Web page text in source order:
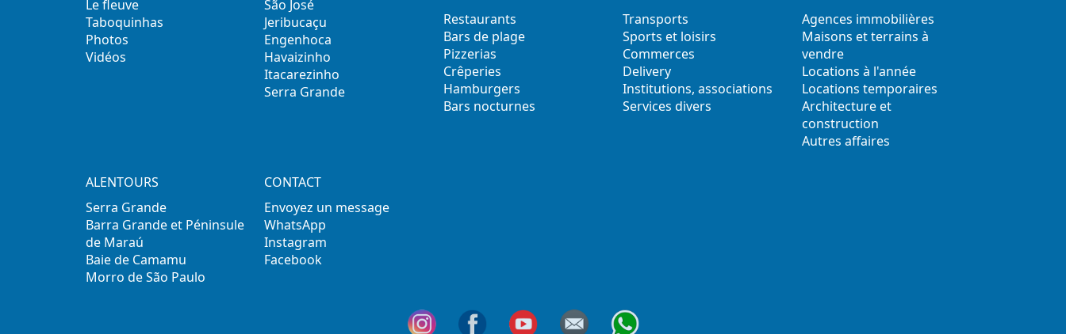
Le fleuve
Taboquinhas
Photos
Vidéos
São José
Jeribucaçu
Engenhoca
Havaizinho
Itacarezinho
Serra Grande
Restaurants
Bars de plage
Pizzerias
Crêperies
Hamburgers
Bars nocturnes
Transports
Sports et loisirs
Commerces
Delivery
Institutions, associations
Services divers
Agences immobilières
Maisons et terrains à
vendre
Locations à l'année
Locations temporaires
Architecture et
construction
Autres affaires
ALENTOURS
Serra Grande
Barra Grande et Péninsule
de Maraú
Baie de Camamu
Morro de São Paulo
CONTACT
Envoyez un message
WhatsApp
Instagram
Facebook